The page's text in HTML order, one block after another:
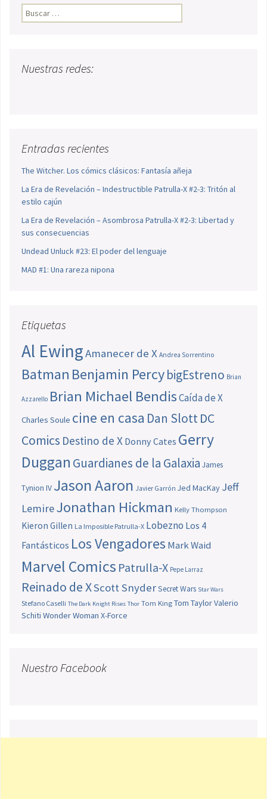
Buscar:
Nuestras redes:
Entradas recientes
The Witcher. Los cómics clásicos: Fantasía añeja
La Era de Revelación – Indestructible Patrulla-X #2-3: Tritón al
estilo cajún
La Era de Revelación – Asombrosa Patrulla-X #2-3: Libertad y
sus consecuencias
Undead Unluck #23: El poder del lenguaje
MAD #1: Una rareza nipona
Etiquetas
Al EwingAmanecer de X Andrea Sorrentino
Batman Benjamin PercybigEstreno Brian
Azzarello Brian Michael BendisCaída de X
Charles Soule cine en casa Dan SlottDC
Comics Destino de X Donny Cates Gerry
Duggan Guardianes de la Galaxia James
Tynion IV Jason Aaron Javier Garrón Jed MacKay Jeff
LemireJonathan Hickman Kelly Thompson
Kieron Gillen La Imposible Patrulla-X Lobezno Los 4
Fantásticos Los Vengadores Mark Waid
Marvel Comics Patrulla-X Pepe Larraz
Reinado de XScott SnyderSecret Wars Star Wars
Stefano Caselli The Dark Knight Rises Thor Tom King Tom TaylorValerio
Schiti Wonder Woman X-Force
Nuestro Facebook